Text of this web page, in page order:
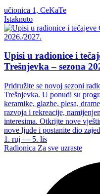
učionica 1, CeKaTe
Istaknuto
Upisi u radionice i
Trešnjevka – sezona
Pridružite se novoj sezoni
Trešnjevka. U ponudi su
keramike, glazbe, plesa,
razvoja i rekreacije,
interesima. Otkrijte nove
nove ljude i postanite dio
1. ruj — 5. lis
Radionica Za sve uzraste